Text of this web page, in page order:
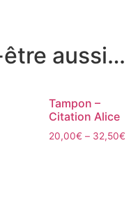
aussi…
Tampon –
Citation Alice
20,00€ – 32,50€